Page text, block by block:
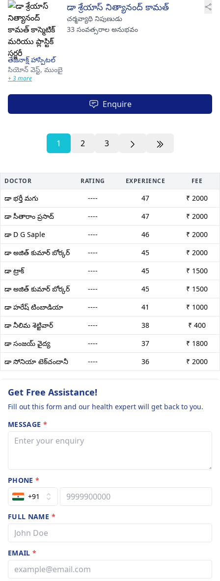
డా శ్రేయాస్ నిత్యానంద్ కామత్
చర్మవ్యాధి నిపుణుడు
33 సంవత్సరాల అనుభవం
తేజనాక్ష్ హాస్పిటల్
సియోన్ వెస్ట్, ముంబై
+ 3 more
Enquire
1 2 3
DOCTOR RATING EXPERIENCE FEE
డా భర్తీ మగు ---- 47
₹ 2000
డా సీతారాం ప్రసాద్
---- 47
₹ 2000
డా D G Saple
---- 46
₹ 2000
డా అజిత్ కుమార్ బోర్కర్
---- 45
₹ 2000
డా ట్రాక్
---- 45
₹ 1500
డా అజిత్ కుమార్ బోర్కర్
---- 45
₹ 1500
డా హరేష్ టింబాడియా
---- 41
₹ 1000
డా నీలిమ శెట్టివార్
---- 38
₹ 400
డా సంజయ్ వైద్య
---- 37
₹ 1800
డా సోనియా టెక్‌చందానీ
---- 36 ₹ 2000
Get Free Assistance!
Fill out this form and our health expert will get back to you.
MESSAGE *
PHONE*
+91
FULL NAME *
EMAIL*